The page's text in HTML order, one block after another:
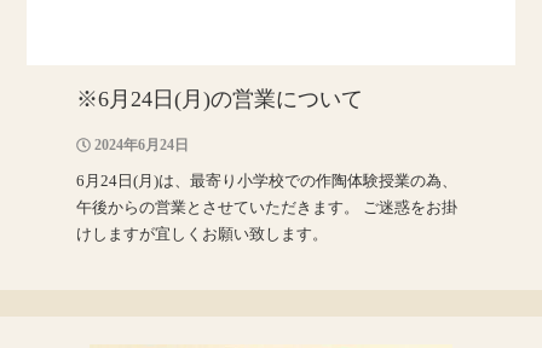
※6月24日(月)の営業について
2024年6月24日
6月24日(月)は、最寄り小学校での作陶体験授業の為、
午後からの営業とさせていただきます。 ご迷惑をお掛
けしますが宜しくお願い致します。